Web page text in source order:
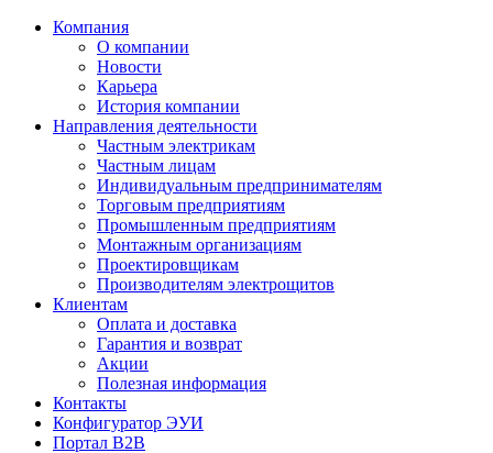
Компания
О компании
Новости
Карьера
История компании
Направления деятельности
Частным электрикам
Частным лицам
Индивидуальным предпринимателям
Торговым предприятиям
Промышленным предприятиям
Монтажным организациям
Проектировщикам
Производителям электрощитов
Клиентам
Оплата и доставка
Гарантия и возврат
Акции
Полезная информация
Контакты
Конфигуратор ЭУИ
Портал B2B